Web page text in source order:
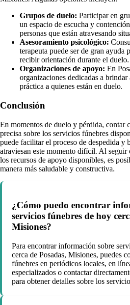
Grupos de duelo: Participar en
un espacio de escucha y
personas que están atravesando
Asesoramiento psicológico:
terapeuta puede ser de gran ayuda
recibir orientación durante el duelo.
Organizaciones de apoyo: En
organizaciones dedicadas a
práctica a quienes están en duelo.
Conclusión
En momentos de duelo y pérdida, contar
precisa sobre los servicios fúnebres
puede facilitar el proceso de despedida y
atraviesan este momento difícil. Al seguir
los recursos de apoyo disponibles, es
manera más saludable y constructiva.
¿Cómo puedo encontrar
servicios fúnebres de hoy
Misiones?
Para encontrar información sobre
cerca de Posadas, Misiones, puedes
fúnebres en periódicos locales, en
especializados o contactar
para obtener detalles sobre los